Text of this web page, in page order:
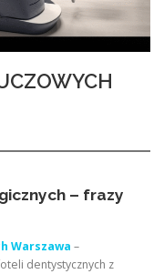
– frazy
Warszawa –
dentystycznych z